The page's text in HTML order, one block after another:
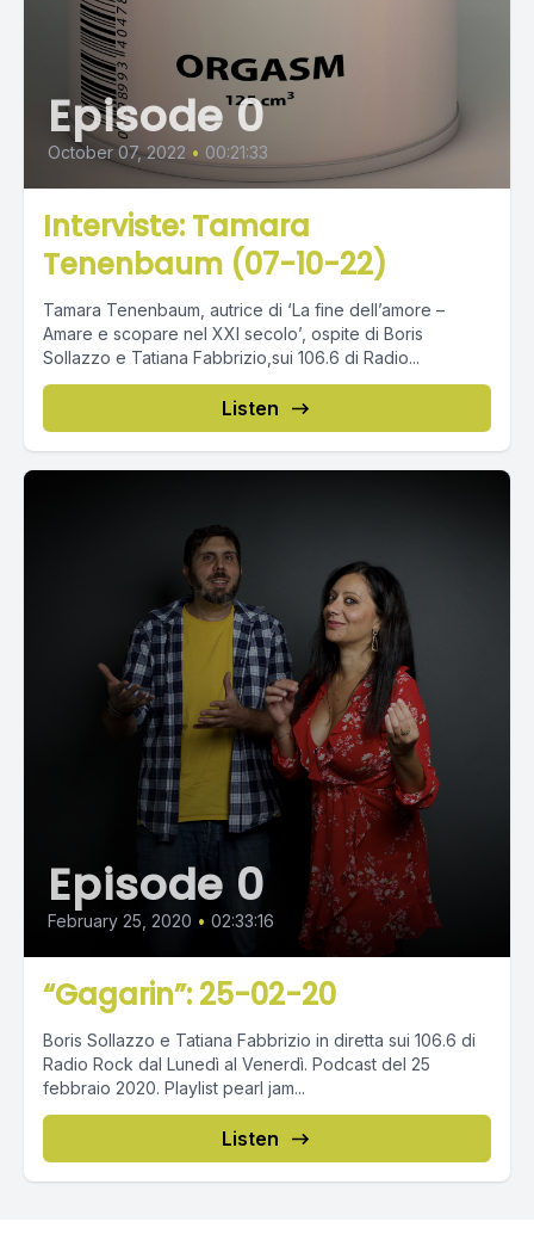
Episode 0
October 07, 2022 • 00:21:33
Interviste: Tamara
Tenenbaum (07-10-22)
Tamara Tenenbaum, autrice di ‘La fine dell’amore –
Amare e scopare nel XXI secolo’, ospite di Boris
Sollazzo e Tatiana Fabbrizio,sui 106.6 di Radio...
Listen
Episode 0
February 25, 2020 • 02:33:16
“Gagarin”: 25-02-20
Boris Sollazzo e Tatiana Fabbrizio in diretta sui 106.6 di
Radio Rock dal Lunedì al Venerdì. Podcast del 25
febbraio 2020. Playlist pearl jam...
Listen